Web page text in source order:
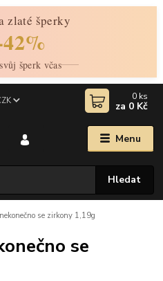
zlaté šperky
šperk včas
Menu
Hledat
0 ks
za 0 Kč
se zirkony 1,19g
se